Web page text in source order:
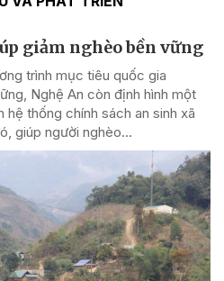
giảm nghèo bền vững
trình mục tiêu quốc gia
Nghệ An còn định hình một
hệ thống chính sách an sinh xã
giúp người nghèo...